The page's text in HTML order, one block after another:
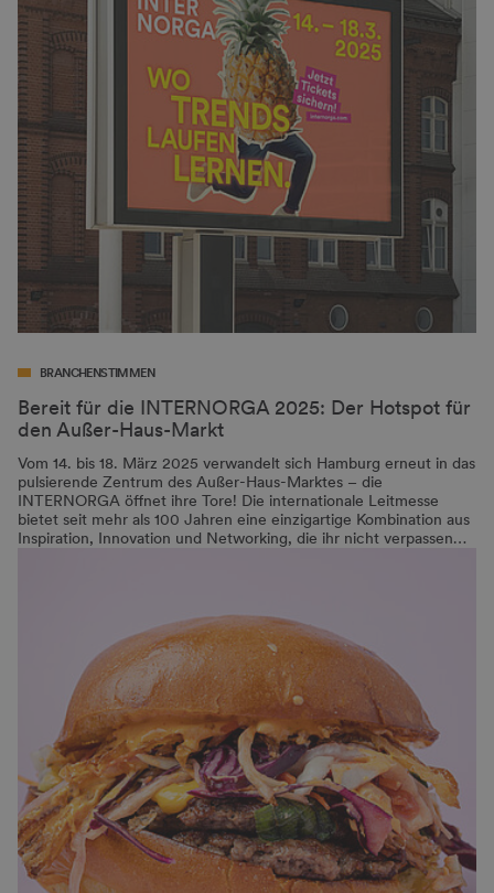
BRANCHENSTIMMEN
Bereit für die INTERNORGA 2025: Der Hotspot für
den Außer-Haus-Markt
Vom 14. bis 18. März 2025 verwandelt sich Hamburg erneut in das
pulsierende Zentrum des Außer-Haus-Marktes – die
INTERNORGA öffnet ihre Tore! Die internationale Leitmesse
bietet seit mehr als 100 Jahren eine einzigartige Kombination aus
Inspiration, Innovation und Networking, die ihr nicht verpassen…